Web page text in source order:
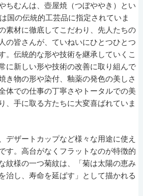
ちむんは、壺屋焼（つぼややき）とい
国の伝統的工芸品に指定されていま
素材に徹底してこだわり、先人たちの
の皆さんが、ていねいにひとつひとつ
。伝統的な形や技術を継承していくこ
に新しい形や技術の改善に取り組んで
き物の形や染付、釉薬の発色の美しさ
体での仕事の丁寧さやトータルでの美
、手に取る方たちに大変喜ばれていま
デザートカップなど様々な用途に使え
す。高台がなくフラットなのが特徴的
紋様の一つ菊紋は、「菊は太陽の恵み
治し、寿命を延ばす」として描かれる